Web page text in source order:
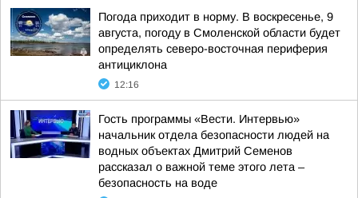
Погода приходит в норму. В воскресенье, 9
августа, погоду в Смоленской области будет
определять северо-восточная периферия
антициклона
12:16
Гость программы «Вести. Интервью»
начальник отдела безопасности людей на
водных объектах Дмитрий Семенов
рассказал о важной теме этого лета –
безопасность на воде